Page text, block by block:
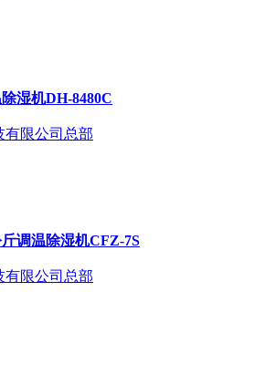
湿机DH-8480C
有限公司总部
调温除湿机CFZ-7S
有限公司总部